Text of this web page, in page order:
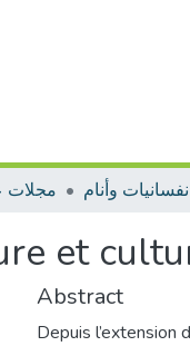
مجلات وأنام
et
Abstract
Depuis l’extension